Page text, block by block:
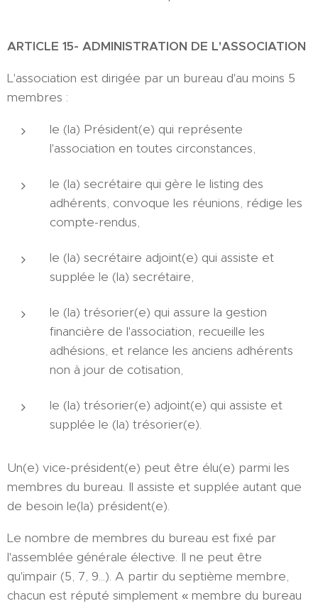
ARTICLE 15- ADMINISTRATION DE L'ASSOCIATION
L'association est dirigée par un bureau d'au moins 5
membres :
le (la) Président(e) qui représente
l'association en toutes circonstances,
le (la) secrétaire qui gère le listing des
adhérents, convoque les réunions, rédige les
compte-rendus,
le (la) secrétaire adjoint(e) qui assiste et
supplée le (la) secrétaire,
le (la) trésorier(e) qui assure la gestion
financière de l'association, recueille les
adhésions, et relance les anciens adhérents
non à jour de cotisation,
le (la) trésorier(e) adjoint(e) qui assiste et
supplée le (la) trésorier(e).
Un(e) vice-président(e) peut être élu(e) parmi les
membres du bureau. Il assiste et supplée autant que
de besoin le(la) président(e).
Le nombre de membres du bureau est fixé par
l'assemblée générale élective. Il ne peut être
qu'impair (5, 7, 9...). A partir du septième membre,
chacun est réputé simplement « membre du bureau